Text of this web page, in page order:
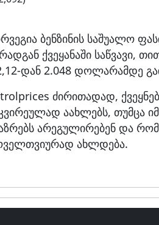
ბენზინის საშუალო
ქვეყანაში საწვავი,
დან 2.048 დოლარამდე
ძირითადად,
აახლებს, თუმცა იმ
არეგულირებენ და
ახლდება.